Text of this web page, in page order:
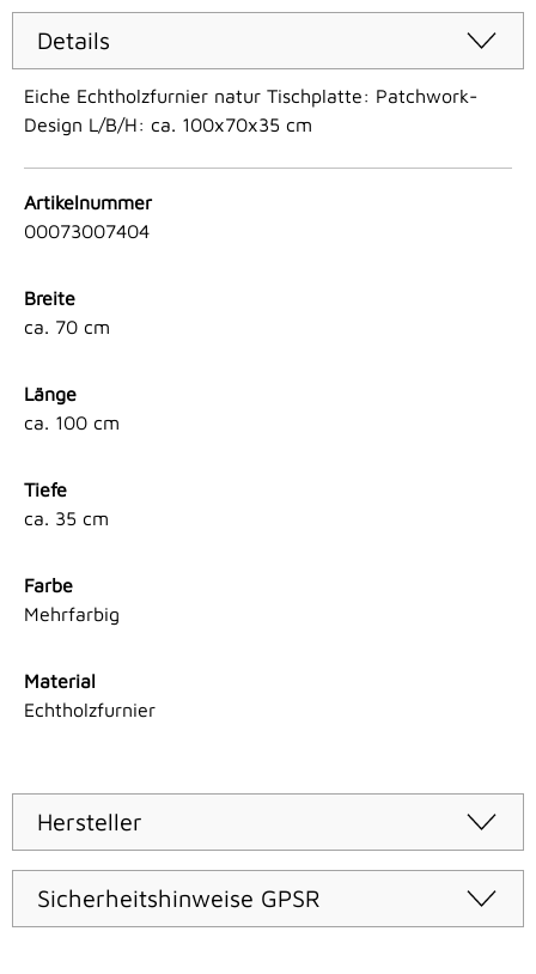
Details
Eiche Echtholzfurnier natur Tischplatte: Patchwork-
Design L/B/H: ca. 100x70x35 cm
Artikelnummer
00073007404
Breite
ca. 70 cm
Länge
ca. 100 cm
Tiefe
ca. 35 cm
Farbe
Mehrfarbig
Material
Echtholzfurnier
Hersteller
Sicherheitshinweise GPSR